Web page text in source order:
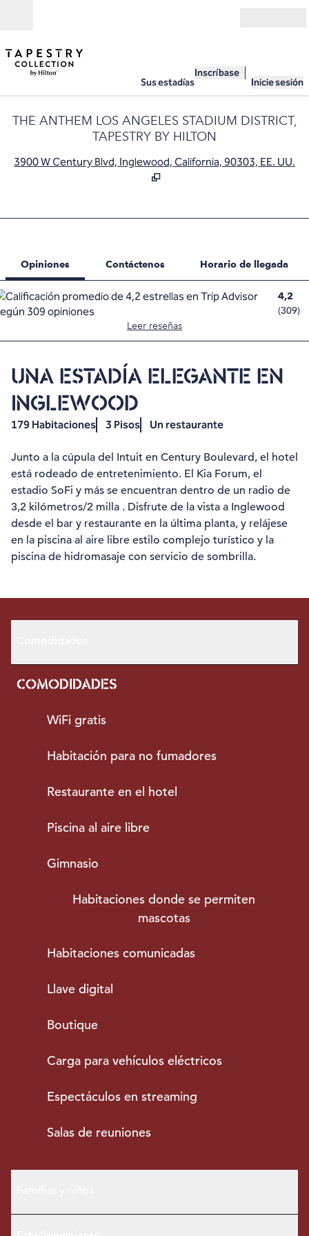
Sus estadías
Inscríbase
Inicie sesión
THE ANTHEM LOS ANGELES STADIUM DISTRICT,
TAPESTRY BY HILTON
3900 W Century Blvd, Inglewood, California, 90303, EE. UU.
Opiniones Contáctenos Horario de llegada
4,2
(309)
Leer reseñas
UNA ESTADÍA ELEGANTE EN
INGLEWOOD
179 Habitaciones 3 Pisos Un restaurante
Junto a la cúpula del Intuit en Century Boulevard, el hotel
está rodeado de entretenimiento. El Kia Forum, el
estadio SoFi y más se encuentran dentro de un radio de
3,2 kilómetros/2 milla . Disfrute de la vista a Inglewood
desde el bar y restaurante en la última planta, y relájese
en la piscina al aire libre estilo complejo turístico y la
piscina de hidromasaje con servicio de sombrilla.
COMODIDADES
WiFi gratis
Habitación para no fumadores
Restaurante en el hotel
Piscina al aire libre
Gimnasio
Habitaciones donde se permiten
mascotas
Habitaciones comunicadas
Llave digital
Boutique
Carga para vehículos eléctricos
Espectáculos en streaming
Salas de reuniones